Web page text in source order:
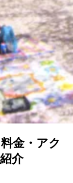
金・アク
介